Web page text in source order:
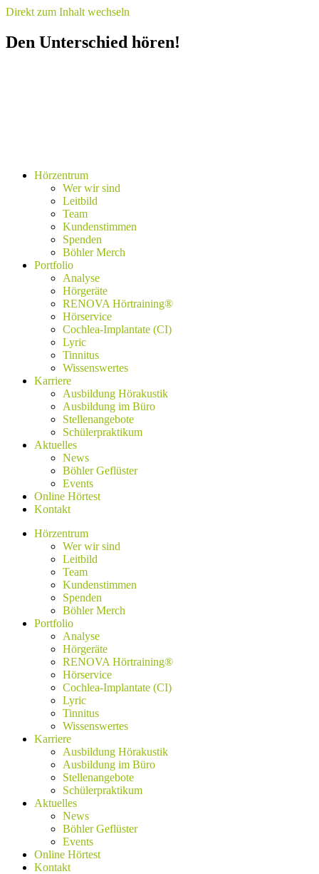
Direkt zum Inhalt wechseln
Den Unterschied hören!
Hörzentrum
Wer wir sind
Leitbild
Team
Kundenstimmen
Spenden
Böhler Merch
Portfolio
Analyse
Hörgeräte
RENOVA Hörtraining®
Hörservice
Cochlea-Implantate (CI)
Lyric
Tinnitus
Wissenswertes
Karriere
Ausbildung Hörakustik
Ausbildung im Büro
Stellenangebote
Schülerpraktikum
Aktuelles
News
Böhler Geflüster
Events
Online Hörtest
Kontakt
Hörzentrum
Wer wir sind
Leitbild
Team
Kundenstimmen
Spenden
Böhler Merch
Portfolio
Analyse
Hörgeräte
RENOVA Hörtraining®
Hörservice
Cochlea-Implantate (CI)
Lyric
Tinnitus
Wissenswertes
Karriere
Ausbildung Hörakustik
Ausbildung im Büro
Stellenangebote
Schülerpraktikum
Aktuelles
News
Böhler Geflüster
Events
Online Hörtest
Kontakt